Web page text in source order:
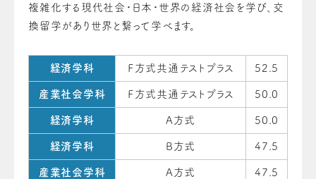
複雑化する現代社会・日本・世界の経済社会を学び、交
換留学があり世界と繋って学べます。
経済学科 Ｆ方式共通テストプラス 52.5
産業社会学科 Ｆ方式共通テストプラス 50.0
経済学科 A方式 50.0
経済学科 B方式 47.5
産業社会学科 A方式 47.5